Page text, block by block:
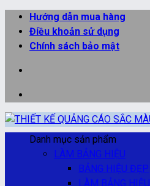
qua
Hướng dẫn mua hàng
Điều khoản sử dụng
Chính sách bảo mật
Danh mục sản phẩm
LÀM BẢNG HIỆU
BẢNG HIỆU ĐẸP
LÀM BẢNG HIỆU